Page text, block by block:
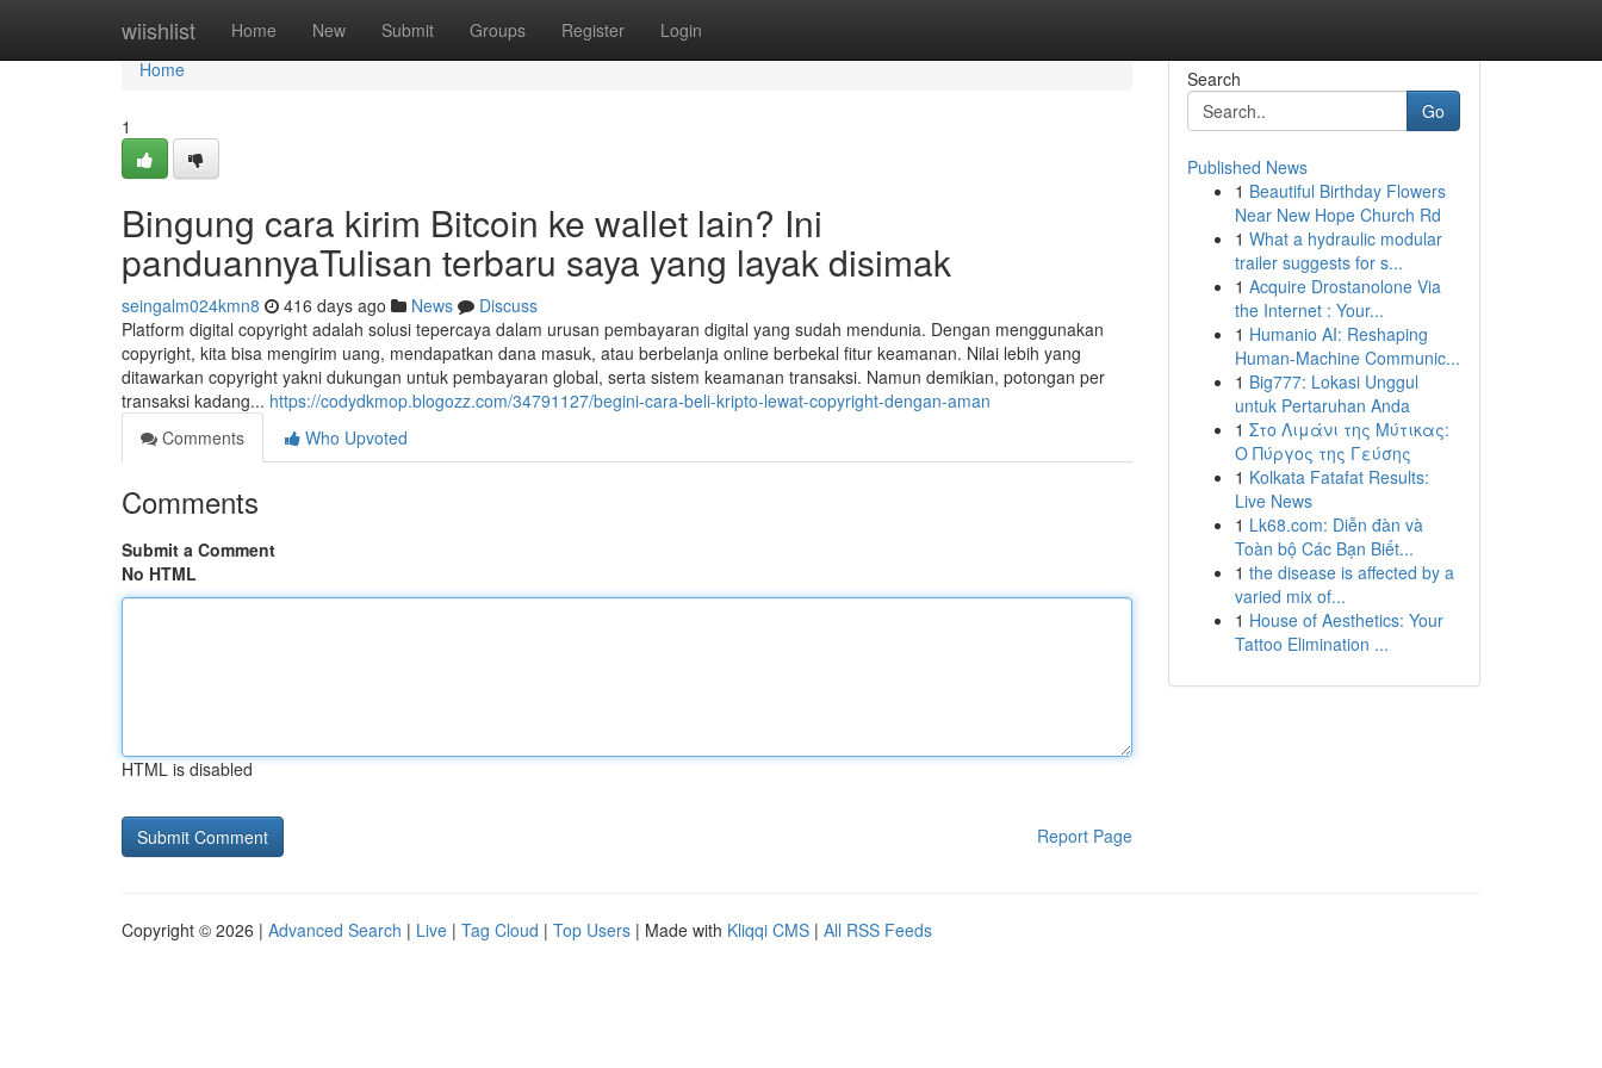
wiishlist Home New Submit Groups Register Login
Home
Home
1
Bingung cara kirim Bitcoin ke wallet lain? Ini
panduannyaTulisan terbaru saya yang layak disimak
seingalm024kmn8 416 days ago News
Discuss
Platform digital copyright adalah solusi tepercaya dalam urusan pembayaran digital yang sudah mendunia. Dengan menggunakan
copyright, kita bisa mengirim uang, mendapatkan dana masuk, atau berbelanja online berbekal fitur keamanan. Nilai lebih yang
ditawarkan copyright yakni dukungan untuk pembayaran global, serta sistem keamanan transaksi. Namun demikian, potongan per
transaksi kadang... https://codydkmop.blogozz.com/34791127/begini-cara-beli-kripto-lewat-copyright-dengan-aman
Comments
Who Upvoted
Comments
Submit a Comment
No HTML
HTML is disabled
Report Page
Search
Go
Published News
1 Beautiful Birthday Flowers
Near New Hope Church Rd
1 What a hydraulic modular
trailer suggests for s...
1 Acquire Drostanolone Via
the Internet : Your...
1 Humanio AI: Reshaping
Human-Machine Communic...
1 Big777: Lokasi Unggul
untuk Pertaruhan Anda
1 Στο Λιμάνι της Μύτικας:
Ο Πύργος της Γεύσης
1 Kolkata Fatafat Results:
Live News
1 Lk68.com: Diễn đàn và
Toàn bộ Các Bạn Biết...
1 the disease is affected by a
varied mix of...
1 House of Aesthetics: Your
Tattoo Elimination ...
Copyright © 2026 | Advanced Search | Live | Tag Cloud | Top Users | Made with Kliqqi CMS | All RSS Feeds